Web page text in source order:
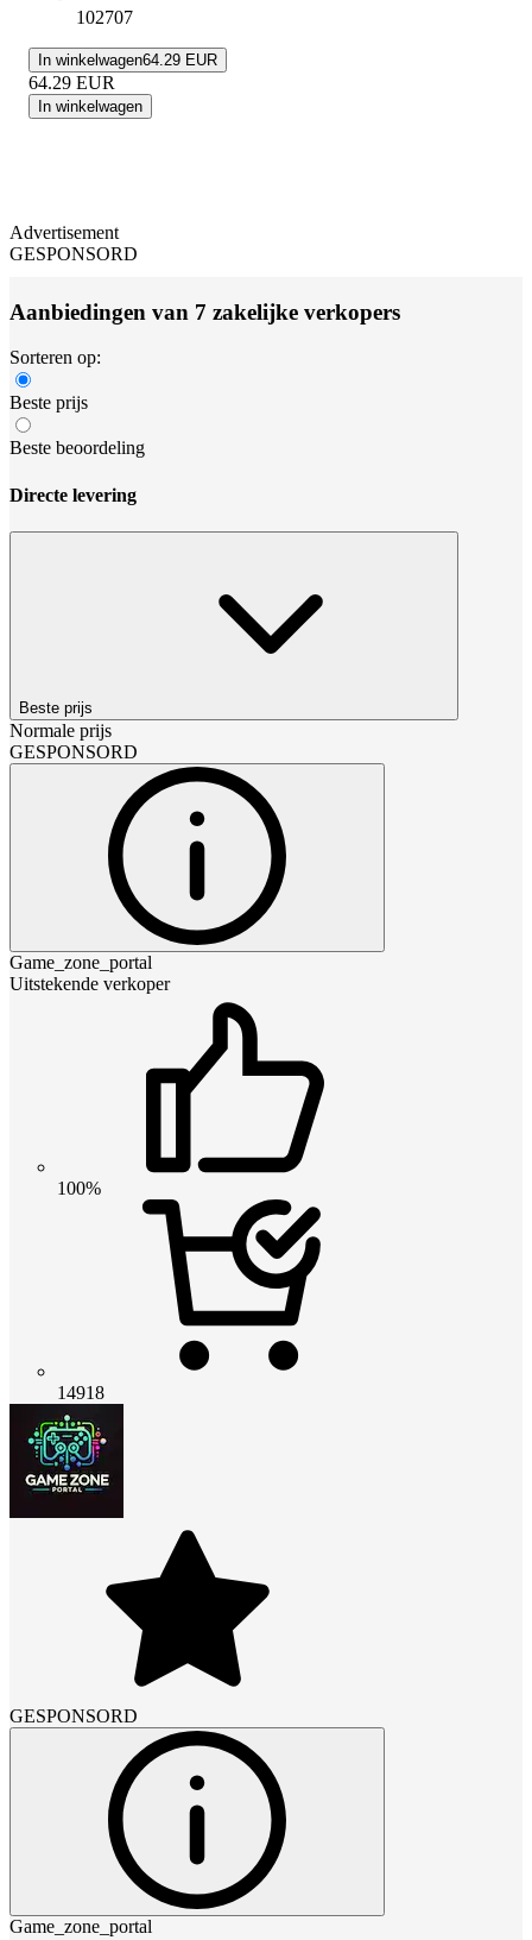
102707
In winkelwagen64.29 EUR
64.29 EUR
In winkelwagen
Advertisement
GESPONSORD
Aanbiedingen van 7 zakelijke verkopers
Sorteren op:
Beste prijs
Beste beoordeling
Directe levering
Beste prijs
Normale prijs
GESPONSORD
Game_zone_portal
Uitstekende verkoper
100%
14918
GESPONSORD
Game_zone_portal